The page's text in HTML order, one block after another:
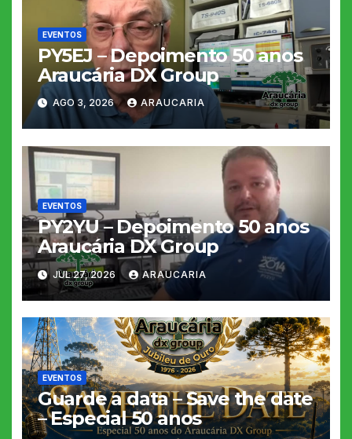
EVENTOS
PY5EJ – Depoimento 50 anos
Araucária DX Group
AGO 3, 2026 ARAUCARIA
EVENTOS
PY2YU – Depoimento 50 anos
Araucária DX Group
JUL 27, 2026 ARAUCARIA
EVENTOS
Guarde a data – Save the date
– Especial 50 anos